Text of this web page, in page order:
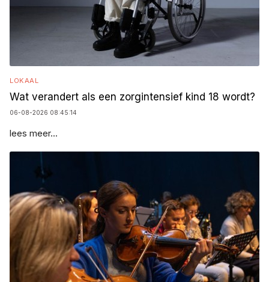
LOKAAL
Wat verandert als een zorgintensief kind 18 wordt?
06-08-2026 08:45:14
lees meer...